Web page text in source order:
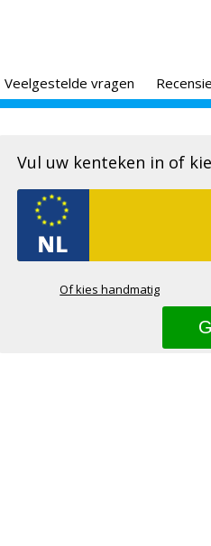
Veelgestelde vragen
Vul uw kenteken in of
Of kies handmatig